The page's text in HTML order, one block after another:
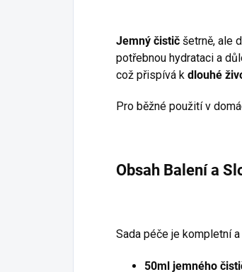
Jemný čistič šetrně, ale
potřebnou hydrataci a
což přispívá k dlouhé
Pro běžné použití v
Obsah Balení a
Sada péče je kompletní
50ml jemného